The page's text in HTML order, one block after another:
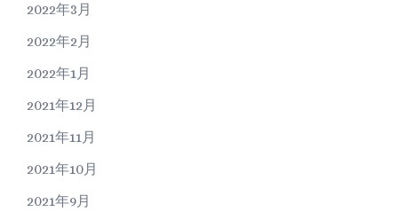
2022年3月
2022年2月
2022年1月
2021年12月
2021年11月
2021年10月
2021年9月